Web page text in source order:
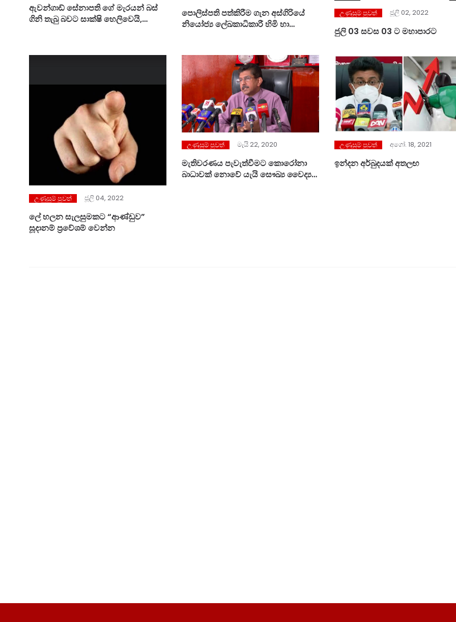
ඇවන්ගාඩ් සේනාපති ගේ මැරයන් බස්
ගිනි තැබු බවට සාක්ෂි හෙලිවෙයි,
පොලිස්පති පත්කිරීම ගැන අස්ගිරියේ
නියෝජ්‍ය ලේඛකාධිකාරී හිමි හා
උණුසුම් පුවත් ජූලි 02, 2022
ජුලි 03 සවස 03 ට මහාපාරට
උණුසුම් පුවත් ජූලි 04, 2022
ලේ හලන සැලසුමකට “ආණ්ඩුව”
සූදානම් ප්‍රවේශම් වෙන්න
උණුසුම් පුවත් මැයි 22, 2020
මැතිවරණය පැවැත්වීමට කොරෝනා
බාධාවක් නොවේ යැයි සෞඛ්‍ය වෛද්‍ය
උණුසුම් පුවත් අගෝ. 18, 2021
ඉන්දන අර්බුදයක් අතලඟ